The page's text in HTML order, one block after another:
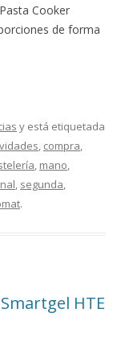
Cooker
de forma
y está etiquetada
, compra,
, mano,
, segunda,
.
HTE